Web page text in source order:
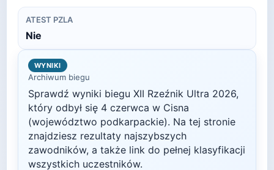
ATEST PZLA
Nie
WYNIKI
Archiwum biegu
Sprawdź wyniki biegu XII Rzeźnik Ultra 2026,
który odbył się 4 czerwca w Cisna
(województwo podkarpackie). Na tej stronie
znajdziesz rezultaty najszybszych
zawodników, a także link do pełnej klasyfikacji
wszystkich uczestników.